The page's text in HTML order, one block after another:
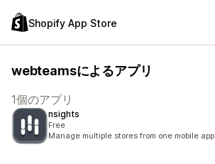
Shopify App Store
webteamsによるアプリ
1個のアプリ
nsights
Free
Manage multiple stores from one mobile app